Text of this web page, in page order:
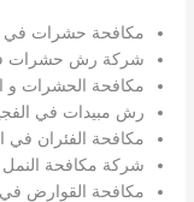
مكافحة حشرات في
شركة رش حشرات
مكافحة الحشرات و
رش مبيدات في
مكافحة الفئران في
شركة مكافحة النمل
مكافحة القوارض في